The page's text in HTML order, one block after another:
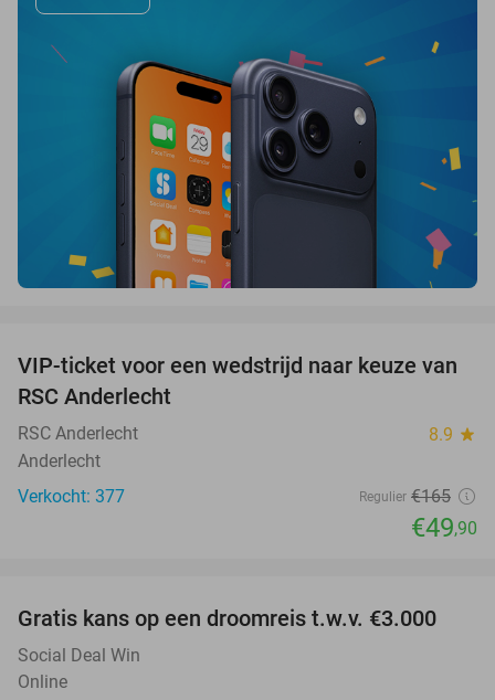
70%
VIP-ticket voor een wedstrijd naar keuze van
RSC Anderlecht
RSC Anderlecht 8.9 star
Anderlecht
Verkocht: 377
Regulier €165
€49,90
Gratis kans op een droomreis t.w.v. €3.000
Social Deal Win
Online